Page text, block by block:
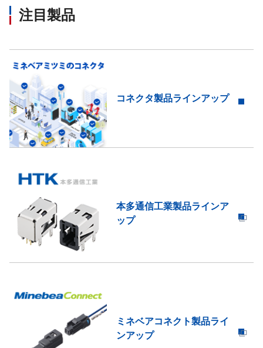
注目製品
コネクタ製品ラインアップ
本多通信工業製品ラインア
ップ
ミネベアコネクト製品ライ
ンアップ